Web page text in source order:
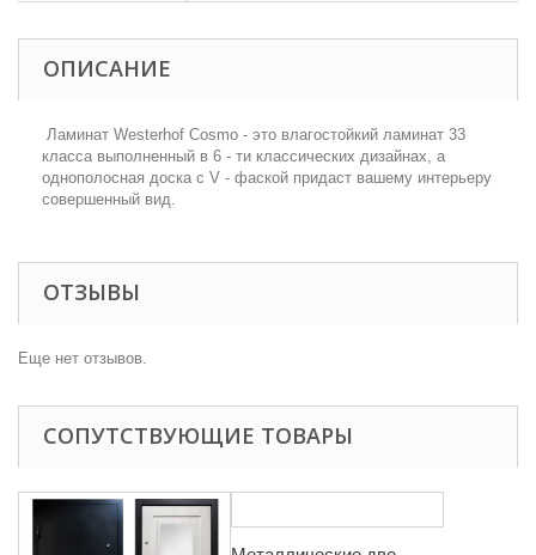
ОПИСАНИЕ
Ламинат Westerhof Cosmo - это влагостойкий ламинат 33
класса выполненный в 6 - ти классических дизайнах, а
однополосная доска с V - фаской придаст вашему интерьеру
совершенный вид.
ОТЗЫВЫ
Еще нет отзывов.
СОПУТСТВУЮЩИЕ ТОВАРЫ